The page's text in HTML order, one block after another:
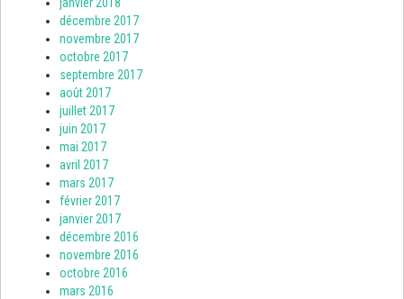
décembre 2017
novembre 2017
octobre 2017
septembre 2017
août 2017
juillet 2017
juin 2017
mai 2017
avril 2017
mars 2017
février 2017
janvier 2017
décembre 2016
novembre 2016
octobre 2016
mars 2016